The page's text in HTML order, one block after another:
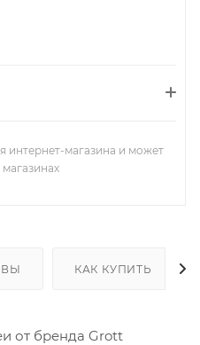
интернет-магазина и может
КАК КУПИТЬ
от бренда Grott